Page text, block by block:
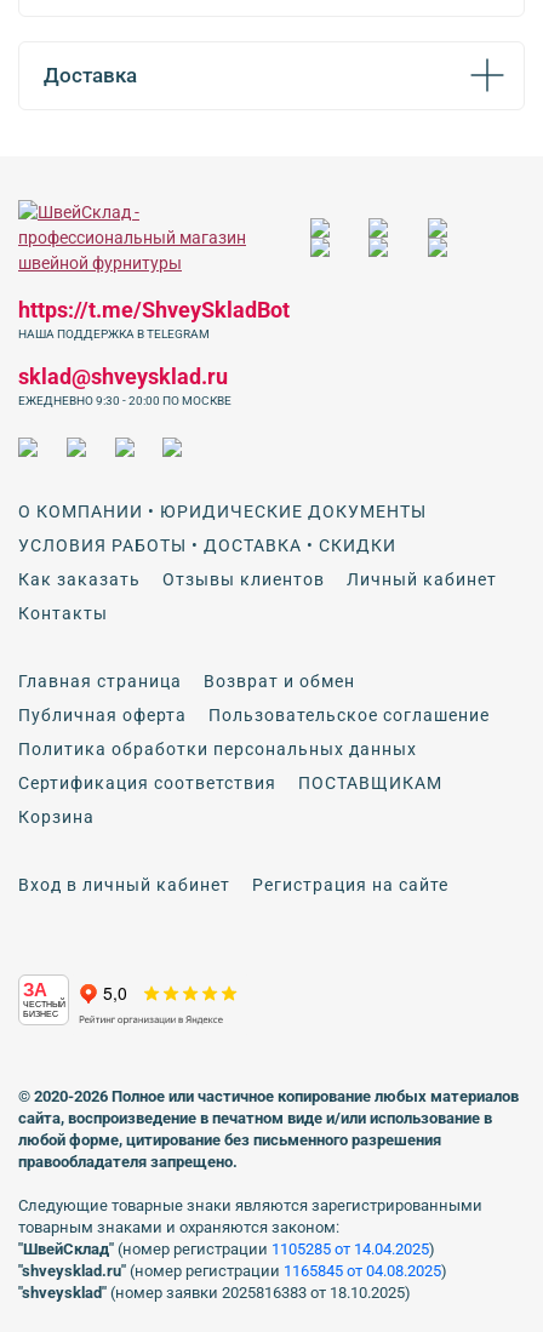
Доставка
О КОМПАНИИ • ЮРИДИЧЕСКИЕ ДОКУМЕНТЫ
УСЛОВИЯ РАБОТЫ • ДОСТАВКА • СКИДКИ
Как заказать
Отзывы клиентов
Личный кабинет
Контакты
Главная страница
Возврат и обмен
Публичная оферта
Пользовательское соглашение
Политика обработки персональных данных
Сертификация соответствия
ПОСТАВЩИКАМ
Корзина
Вход в личный кабинет Регистрация на сайте
https://t.me/ShveySkladBot
НАША ПОДДЕРЖКА В TELEGRAM
sklad@shveysklad.ru
ЕЖЕДНЕВНО 9:30 - 20:00 ПО МОСКВЕ
ЗА
ЧЕСТНЫЙ
БИЗНЕС
© 2020-2026 Полное или частичное копирование любых материалов
сайта, воспроизведение в печатном виде и/или использование в
любой форме, цитирование без письменного разрешения
правообладателя запрещено.
Следующие товарные знаки являются зарегистрированными
товарным знаками и охраняются законом:
"ШвейСклад" (номер регистрации 1105285 от 14.04.2025)
"shveуsklad.ru" (номер регистрации 1165845 от 04.08.2025)
"shveysklad" (номер заявки 2025816383 от 18.10.2025)